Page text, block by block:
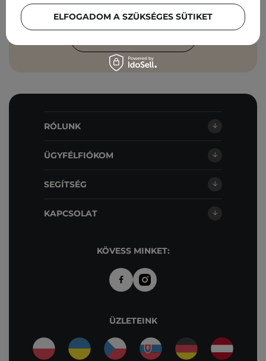
sp. z o.o. azAdatvédelmi Irányelveknek
megfelelően feldolgozza.
RÓLUNK
ÜGYFÉLFIÓKOM
SEGÍTSÉG
KAPCSOLAT
KÖVESS MINKET:
ÜZLETEINK
ELFOGADOM A SZÜKSÉGES SÜTIKET